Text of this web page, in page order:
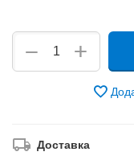
+
−
Доставка